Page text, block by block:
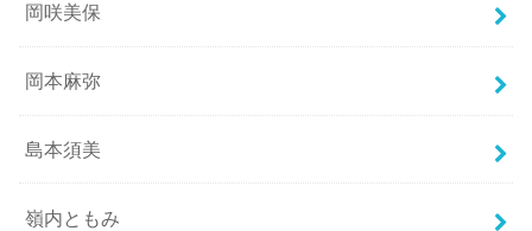
岡咲美保
岡本麻弥
島本須美
嶺内ともみ